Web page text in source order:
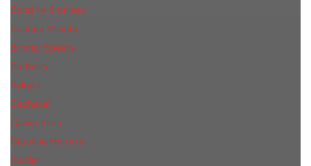
Bond № 9 unisex
Bottega Veneta
Britney Spears
Burberry
Bvlgari
Cacharel
Calvin Klein
Carolina Herrera
Cartier